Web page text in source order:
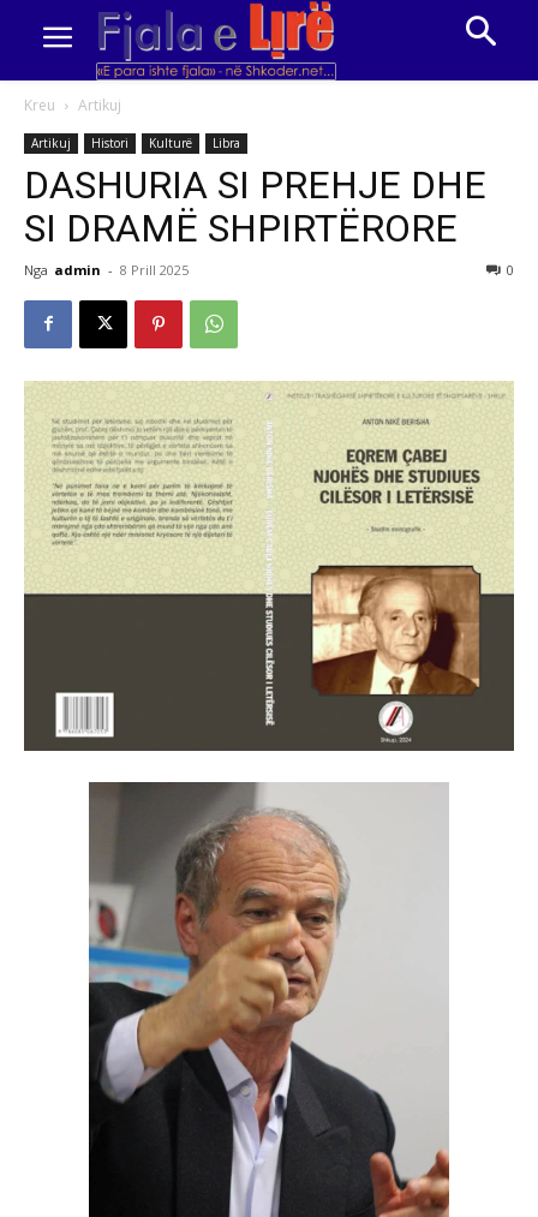
Kreu Artikuj
Artikuj Histori Kulturë Libra
DASHURIA SI PREHJE DHE
SI DRAMË SHPIRTËRORE
Nga admin - 8 Prill 2025 0